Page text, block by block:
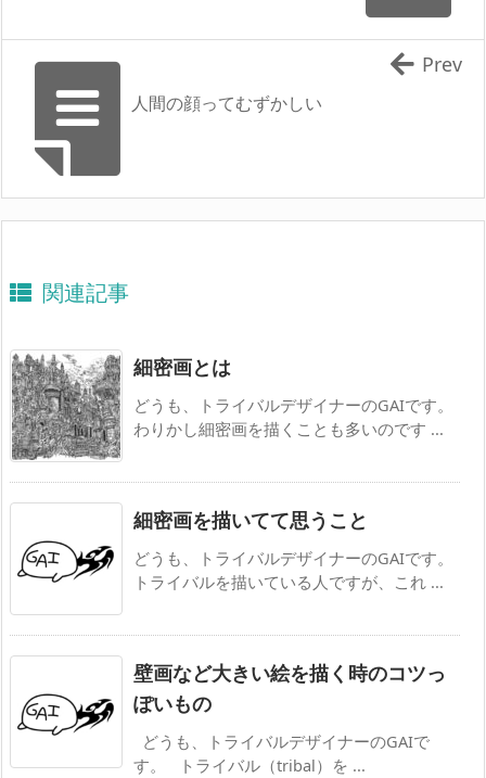
人間の顔ってむずかしい
Prev
関連記事
細密画とは
どうも、トライバルデザイナーのGAIです。
わりかし細密画を描くことも多いのです ...
細密画を描いてて思うこと
​どうも、トライバルデザイナーのGAIです。
トライバルを描いている人ですが、これ ...
壁画など大きい絵を描く時のコツっ
ぽいもの
どうも、トライバルデザイナーのGAIで
す。 トライバル（tribal）を ...